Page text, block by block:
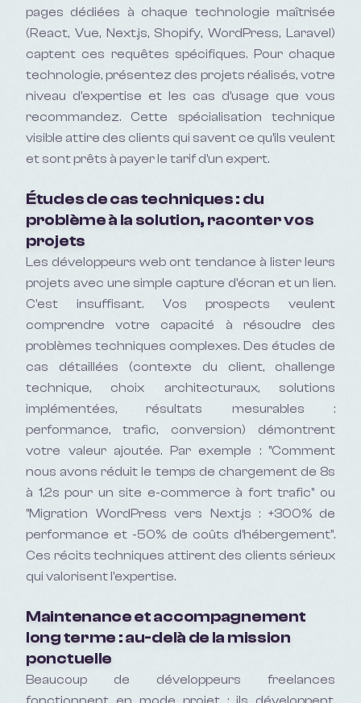
pages dédiées à chaque technologie maîtrisée
(React, Vue, Next.js, Shopify, WordPress, Laravel)
captent ces requêtes spécifiques. Pour chaque
technologie, présentez des projets réalisés, votre
niveau d'expertise et les cas d'usage que vous
recommandez. Cette spécialisation technique
visible attire des clients qui savent ce qu'ils veulent
et sont prêts à payer le tarif d'un expert.
Études de cas techniques : du
problème à la solution, raconter vos
projets
Les développeurs web ont tendance à lister leurs
projets avec une simple capture d'écran et un lien.
C'est insuffisant. Vos prospects veulent
comprendre votre capacité à résoudre des
problèmes techniques complexes. Des études de
cas détaillées (contexte du client, challenge
technique, choix architecturaux, solutions
implémentées, résultats mesurables :
performance, trafic, conversion) démontrent
votre valeur ajoutée. Par exemple : "Comment
nous avons réduit le temps de chargement de 8s
à 1,2s pour un site e-commerce à fort trafic" ou
"Migration WordPress vers Next.js : +300% de
performance et -50% de coûts d'hébergement".
Ces récits techniques attirent des clients sérieux
qui valorisent l'expertise.
Maintenance et accompagnement
long terme : au-delà de la mission
ponctuelle
Beaucoup de développeurs freelances